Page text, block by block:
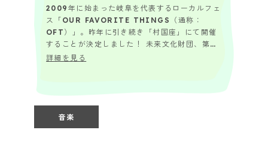
2009年に始まった岐阜を代表するローカルフェ
ス「OUR FAVORITE THINGS（通称：
OFT）」。昨年に引き続き「村国座」にて開催
することが決定しました！ 未来文化財団、第一
弾の自主事業企画。文化を「いかす」に...
詳細を見る
音楽